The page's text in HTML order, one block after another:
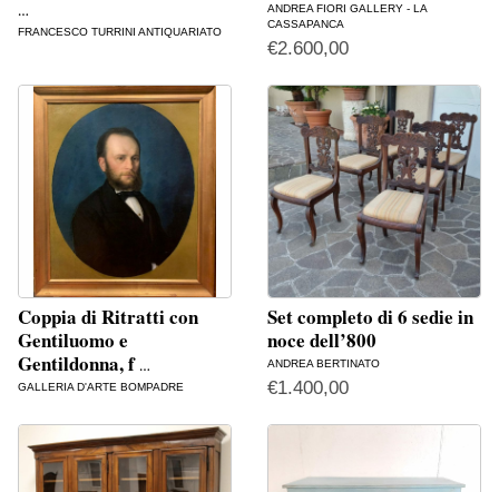
…
FRANCESCO TURRINI ANTIQUARIATO
ANDREA FIORI GALLERY - LA
CASSAPANCA
€2.600,00
Coppia di Ritratti con
Gentiluomo e
Gentildonna, f …
GALLERIA D'ARTE BOMPADRE
Set completo di 6 sedie in
noce dell’800
ANDREA BERTINATO
€1.400,00